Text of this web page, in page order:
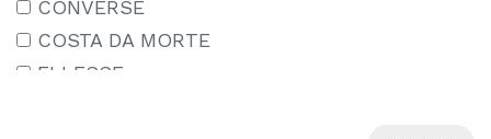
19-20
19.5
CONVERSE
COSTA DA MORTE
ELLESSE